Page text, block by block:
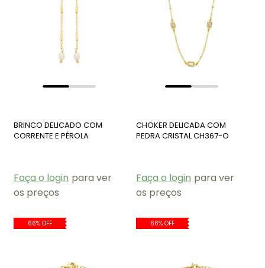
BRINCO DELICADO COM
CORRENTE E PÉROLA
Faça o login para ver
os preços
CHOKER DELICADA COM
PEDRA CRISTAL CH367-O
Faça o login para ver
os preços
66% OFF 66% OFF